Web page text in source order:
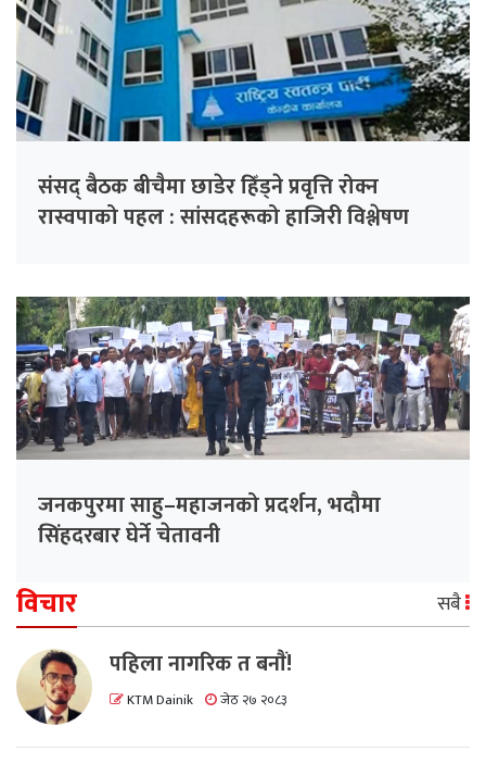
संसद् बैठक बीचैमा छाडेर हिँड्ने प्रवृत्ति रोक्न
रास्वपाको पहल : सांसदहरूको हाजिरी विश्लेषण
जनकपुरमा साहु–महाजनको प्रदर्शन, भदौमा
सिंहदरबार घेर्ने चेतावनी
विचार सबै
पहिला नागरिक त बनाैं!
KTM Dainik जेठ २७ २०८३